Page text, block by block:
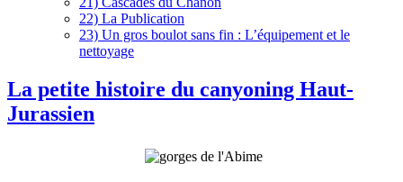
22) La Publication
23) Un gros boulot sans fin : L’équipement et le
nettoyage
La petite histoire du canyoning Haut-
Jurassien